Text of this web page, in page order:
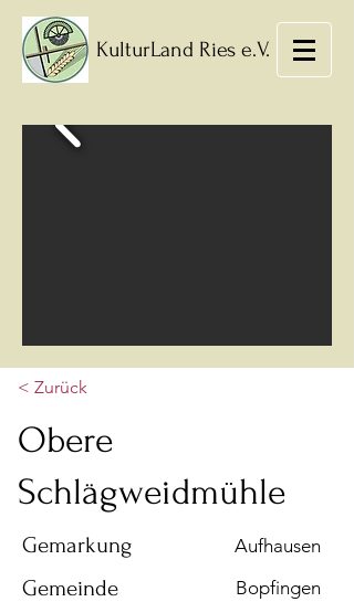
KulturLand Ries e.V.
< Zurück
Obere
Schlägweidmühle
Aufhausen
Gemarkung
Bopfingen
Gemeinde